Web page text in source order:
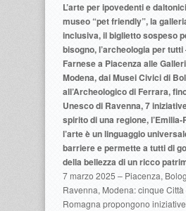
L’arte per ipovedenti e
museo “pet friendly”, la
inclusiva, il biglietto sospeso
bisogno, l’archeologia per tutti
Farnese a Piacenza alle
Modena, dai Musei Civici di
all’Archeologico di Ferrara,
Unesco di Ravenna, 7
spirito di una regione,
l’arte è un linguaggio
barriere e permette a tutti di
della bellezza di un ricco
7 marzo 2025 – Piacenza,
Ravenna, Modena: cinque Città
Romagna propongono